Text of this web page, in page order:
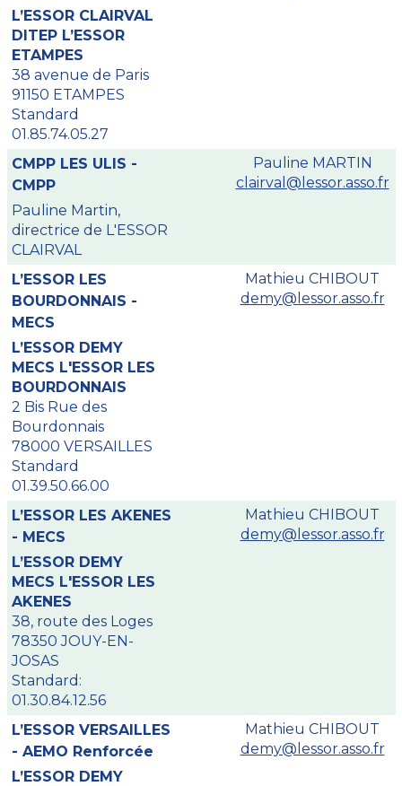
L’ESSOR CLAIRVAL
DITEP L’ESSOR
ETAMPES
38 avenue de Paris
91150 ETAMPES
Standard
01.85.74.05.27
CMPP LES ULIS -
CMPP
Pauline Martin,
directrice de L'ESSOR
CLAIRVAL
Pauline MARTIN
clairval@lessor.asso.fr
L’ESSOR LES
BOURDONNAIS -
MECS
L’ESSOR DEMY
MECS L'ESSOR LES
BOURDONNAIS
2 Bis Rue des
Bourdonnais
78000 VERSAILLES
Standard
01.39.50.66.00
Mathieu CHIBOUT
demy@lessor.asso.fr
L’ESSOR LES AKENES
- MECS
L’ESSOR DEMY
MECS L'ESSOR LES
AKENES
38, route des Loges
78350 JOUY-EN-
JOSAS
Standard:
01.30.84.12.56
Mathieu CHIBOUT
demy@lessor.asso.fr
L’ESSOR VERSAILLES
- AEMO Renforcée
L’ESSOR DEMY
Mathieu CHIBOUT
demy@lessor.asso.fr